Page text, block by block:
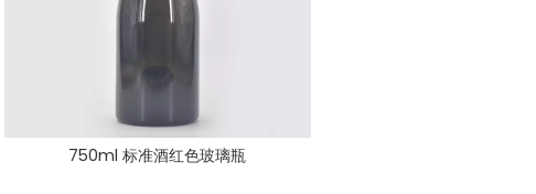
750ml 标准酒红色玻璃瓶